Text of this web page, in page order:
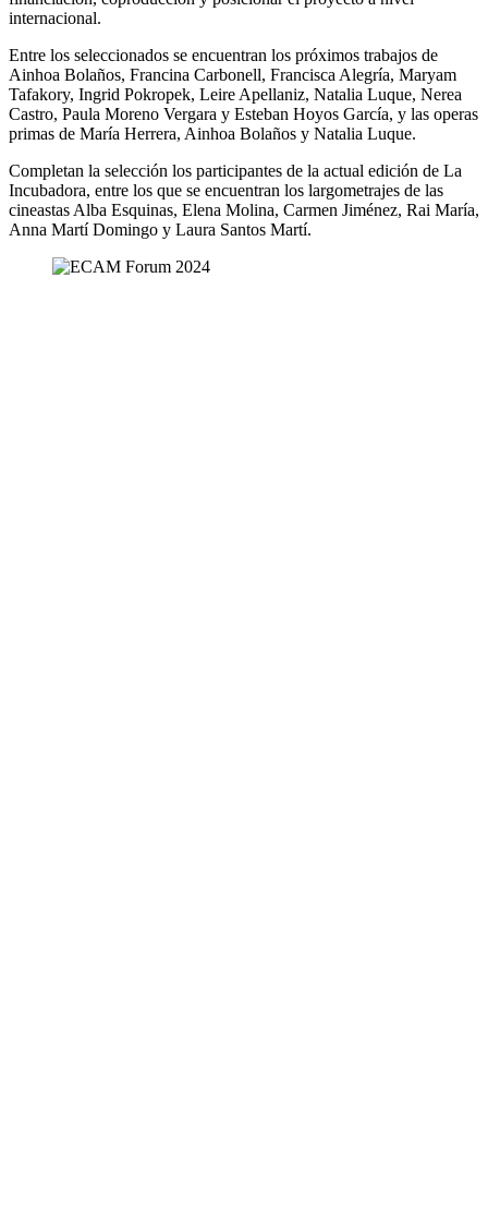
internacional.
Entre los seleccionados se encuentran los próximos trabajos de
Ainhoa Bolaños, Francina Carbonell, Francisca Alegría, Maryam
Tafakory, Ingrid Pokropek, Leire Apellaniz, Natalia Luque, Nerea
Castro, Paula Moreno Vergara y Esteban Hoyos García, y las operas
primas de María Herrera, Ainhoa Bolaños y Natalia Luque.
Completan la selección los participantes de la actual edición de La
Incubadora, entre los que se encuentran los largometrajes de las
cineastas Alba Esquinas, Elena Molina, Carmen Jiménez, Rai María,
Anna Martí Domingo y Laura Santos Martí.